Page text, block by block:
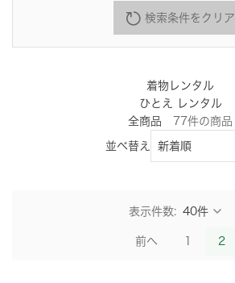
検索条件をクリア
着物レンタル
ひとえ レンタル
全商品
77件の商品
並べ替え
表示件数:
前へ 2